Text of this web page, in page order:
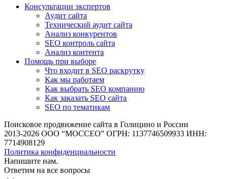
Консультации экспертов
Аудит сайта
Технический аудит сайта
Анализ конкурентов
SEO контроль сайта
Анализ контента
Помощь при выборе
Что входит в SEO раскрутку
Как мы работаем
Как выбрать SEO компанию
Как заказать SEO сайта
SEO по тематикам
Поисковое продвижение сайта в Голицино и России
2013-2026 ООО “МОССЕО” ОГРН: 1137746509933 ИНН:
7714908129
Политика конфиденциальности
Напишите нам.
Ответим на все вопросы